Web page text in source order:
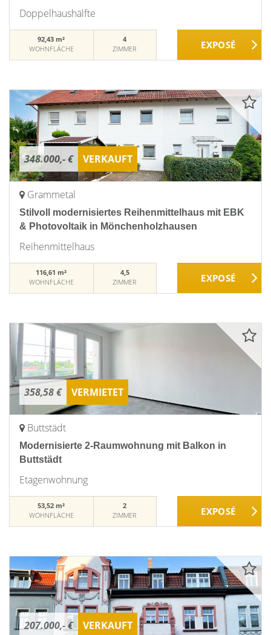
Doppelhaushälfte
92,43 m²
WOHNFLÄCHE
4
ZIMMER
348.000,- € VERKAUFT
Grammetal
Stilvoll modernisiertes Reihenmittelhaus mit EBK
& Photovoltaik in Mönchenholzhausen
Reihenmittelhaus
116,61 m²
WOHNFLÄCHE
4,5
ZIMMER
358,58 € VERMIETET
Buttstädt
Modernisierte 2-Raumwohnung mit Balkon in
Buttstädt
Etagenwohnung
53,52 m²
WOHNFLÄCHE
2
ZIMMER
207.000,- € VERKAUFT